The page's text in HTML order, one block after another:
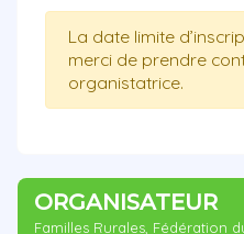
La date limite
merci de prendre
organistatrice.
ORGANISATEUR
Familles Rurales, Fédération